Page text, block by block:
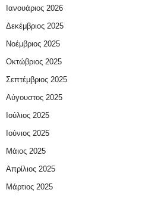
Ιανουάριος 2026
Δεκέμβριος 2025
Νοέμβριος 2025
Οκτώβριος 2025
Σεπτέμβριος 2025
Αύγουστος 2025
Ιούλιος 2025
Ιούνιος 2025
Μάιος 2025
Απρίλιος 2025
Μάρτιος 2025